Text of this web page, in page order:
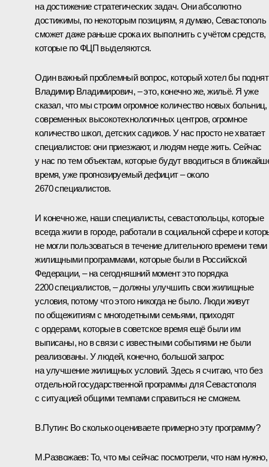
на достижение стратегических задач. Они абсолютно
достижимы, по некоторым позициям, я думаю, Севастополь
сможет даже раньше срока их выполнить с учётом средств,
которые по ФЦП выделяются.
Один важный проблемный вопрос, который хотел бы
Владимир Владимирович, – это, конечно же, жильё. Я уже
сказал, что мы строим огромное количество новых больниц,
современных высокотехнологичных центров, огромное
количество школ, детских садиков. У нас просто не хватает
специалистов: они приезжают, и людям негде жить. Сейчас
у нас по тем объектам, которые будут вводиться в
время, уже прогнозируемый дефицит – около
2670 специалистов.
И конечно же, наши специалисты, севастопольцы, которые
всегда жили в городе, работали в социальной сфере и
не могли пользоваться в течение длительного времени теми
жилищными программами, которые были в Российской
Федерации, – на сегодняшний момент это порядка
2200 специалистов, – должны улучшить свои жилищные
условия, потому что этого никогда не было. Люди живут
по общежитиям с многодетными семьями, приходят
с ордерами, которые в советское время ещё были им
выписаны, но в связи с известными событиями не были
реализованы. У людей, конечно, большой запрос
на улучшение жилищных условий. Здесь я считаю, что без
отдельной государственной программы для Севастополя
с ситуацией общими темпами справиться не сможем.
В.Путин: Во сколько оцениваете примерно эту программу?
М.Развожаев: То, что мы сейчас посмотрели, что нам нужно,